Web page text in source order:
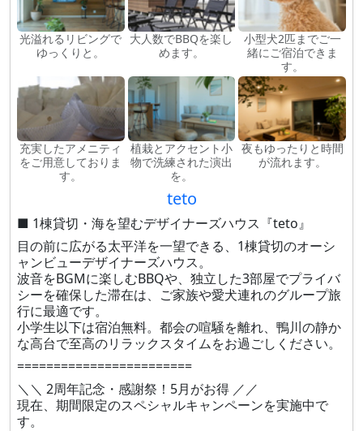
光溢れるリビングで
ゆっくりと。
大人数でBBQを楽し
めます。
小型犬2匹までご一
緒にご宿泊できま
す。
充実したアメニティ
をご用意しておりま
す。
植栽とアクセント小
物で洗練された演出
を。
夜もゆったりと時間
が流れます。
teto
■ 1棟貸切・海を望むデザイナーズハウス『teto』
目の前に広がる太平洋を一望できる、1棟貸切のオーシ
ャンビューデザイナーズハウス。
波音をBGMに楽しむBBQや、独立した3部屋でプライバ
シーを確保した滞在は、ご家族や愛犬連れのグループ旅
行に最適です。
小学生以下は宿泊無料。都会の喧騒を離れ、鴨川の静か
な高台で至高のリラックスタイムをお過ごしください。
========================
＼＼ 2周年記念・感謝祭！5月がお得 ／／
現在、期間限定のスペシャルキャンペーンを実施中で
す。